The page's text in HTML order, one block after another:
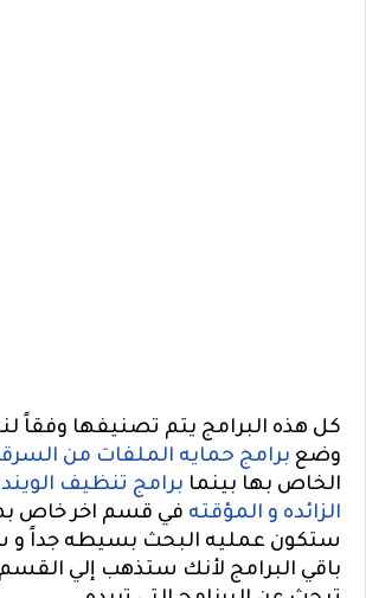
كل هذه البرامج يتم تصنيفها وفقاً
وضع برامج حمايه الملفات من
الخاص بها بينما برامج تنظيف
الزائده و المؤقته في قسم اخر خاص
ستكون عمليه البحث بسيطه جداً
باقي البرامج لأنك ستذهب إلي